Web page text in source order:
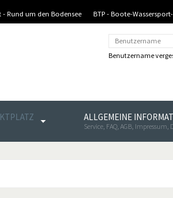
- Rund um den Bodensee BTP - Boote-
Benutzername
ALLGEMEINE
Service, FAQ, AGB,